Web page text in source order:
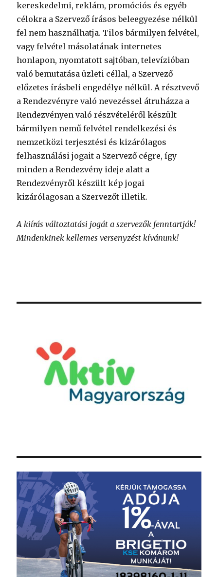
kereskedelmi, reklám, promóciós és egyéb
célokra a Szervező írásos beleegyezése nélkül
fel nem használhatja. Tilos bármilyen felvétel,
vagy felvétel másolatának internetes
honlapon, nyomtatott sajtóban, televízióban
való bemutatása üzleti céllal, a Szervező
előzetes írásbeli engedélye nélkül. A résztvevő
a Rendezvényre való nevezéssel átruházza a
Rendezvényen való részvételéről készült
bármilyen nemű felvétel rendelkezési és
nemzetközi terjesztési és kizárólagos
felhasználási jogait a Szervező cégre, így
minden a Rendezvény ideje alatt a
Rendezvényről készült kép jogai
kizárólagosan a Szervezőt illetik.
A kiírás változtatási jogát a szervezők fenntartják!
Mindenkinek kellemes versenyzést kívánunk!